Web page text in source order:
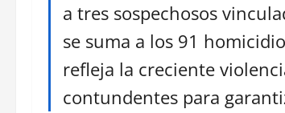
a tres sospechosos
se suma a los 91
refleja la creciente
contundentes para